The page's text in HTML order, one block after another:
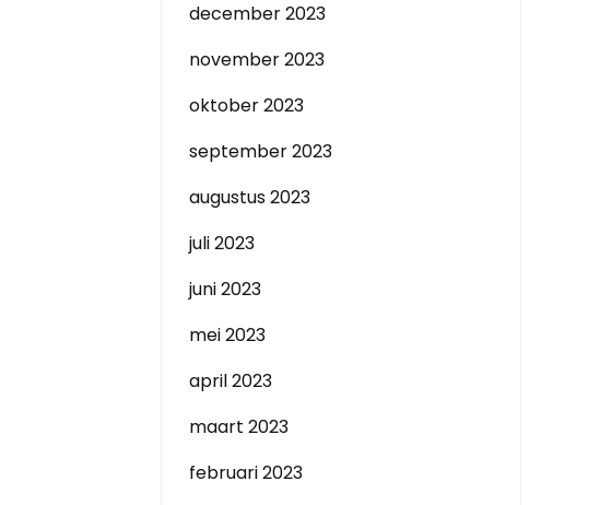
december 2023
november 2023
oktober 2023
september 2023
augustus 2023
juli 2023
juni 2023
mei 2023
april 2023
maart 2023
februari 2023